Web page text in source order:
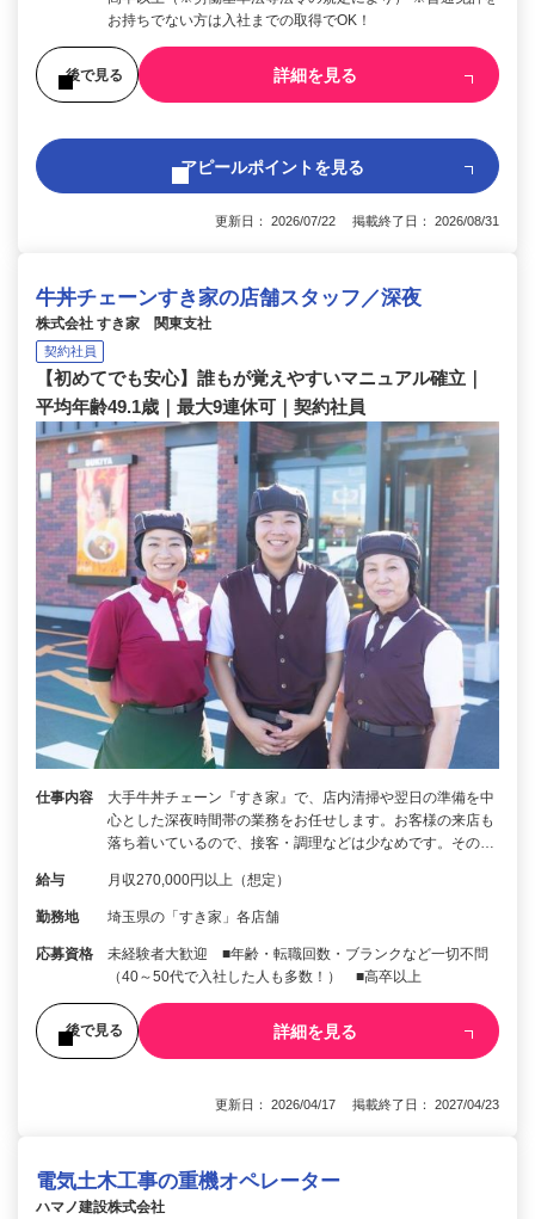
お持ちでない方は入社までの取得でOK！
後で見る 詳細を見る
アピールポイントを見る
更新日： 2026/07/22 掲載終了日： 2026/08/31
牛丼チェーンすき家の店舗スタッフ／深夜
株式会社 すき家 関東支社
契約社員
【初めてでも安心】誰もが覚えやすいマニュアル確立｜
平均年齢49.1歳｜最大9連休可｜契約社員
仕事内容
大手牛丼チェーン『すき家』で、店内清掃や翌日の準備を中
心とした深夜時間帯の業務をお任せします。お客様の来店も
落ち着いているので、接客・調理などは少なめです。その…
給与 月収270,000円以上（想定）
勤務地 埼玉県の「すき家」各店舗
応募資格
未経験者大歓迎 ■年齢・転職回数・ブランクなど一切不問
（40～50代で入社した人も多数！） ■高卒以上
後で見る 詳細を見る
更新日： 2026/04/17 掲載終了日： 2027/04/23
電気土木工事の重機オペレーター
ハマノ建設株式会社